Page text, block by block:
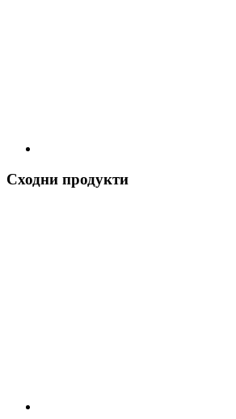
Сходни продукти